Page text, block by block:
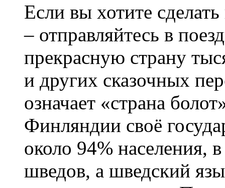
Если вы хотите
– отправляйтесь в
прекрасную страну
и других сказочных
означает «страна
Финляндии своё
около 94% населения,
шведов, а шведский